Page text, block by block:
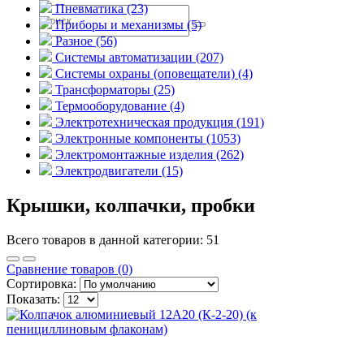
Пневматика (23)
Приборы и механизмы (5)
Разное (56)
Системы автоматизации (207)
Системы охраны (оповещатели) (4)
Трансформаторы (25)
Термооборудование (4)
Электротехническая продукция (191)
Электронные компоненты (1053)
Электромонтажные изделия (262)
Электродвигатели (15)
Крышки, колпачки, пробки
Всего товаров в данной категории: 51
Сравнение товаров (0)
Сортировка:
Показать: